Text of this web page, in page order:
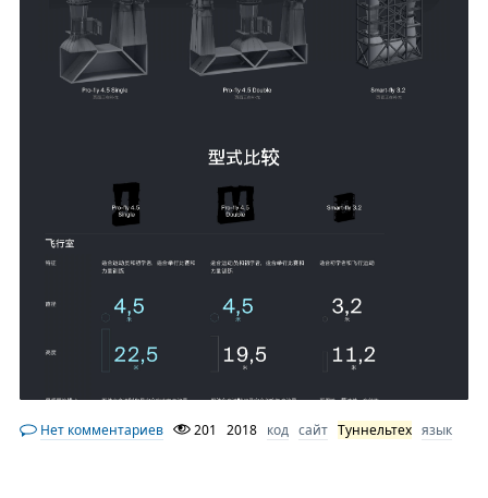
Нет комментариев 201 2018 код сайт Туннельтех язык